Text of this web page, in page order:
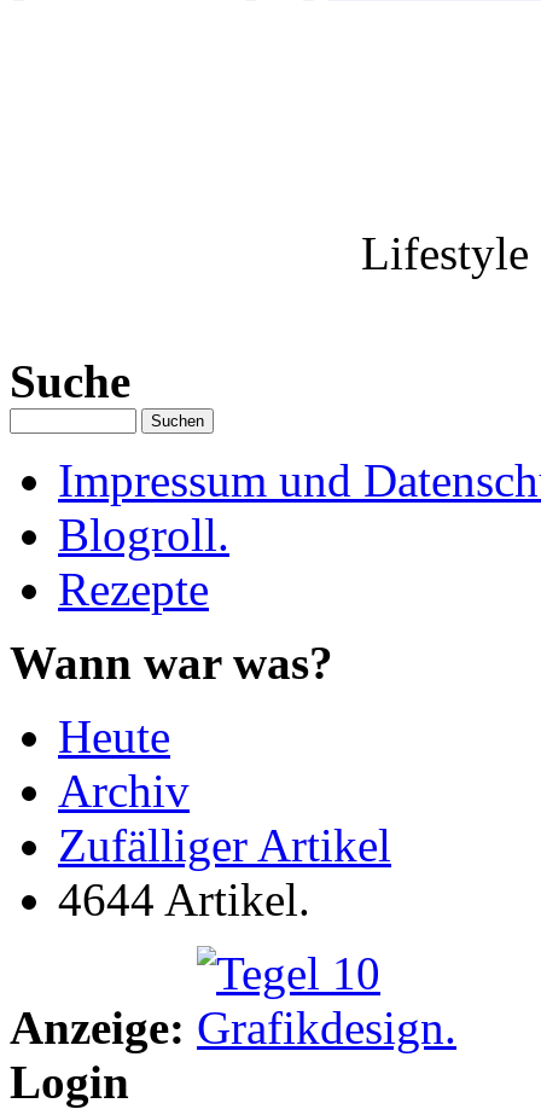
Lifestyle
Suche
Impressum und
Blogroll.
Rezepte
Wann war was?
Heute
Archiv
Zufälliger Artikel
4644 Artikel.
Anzeige:
Login